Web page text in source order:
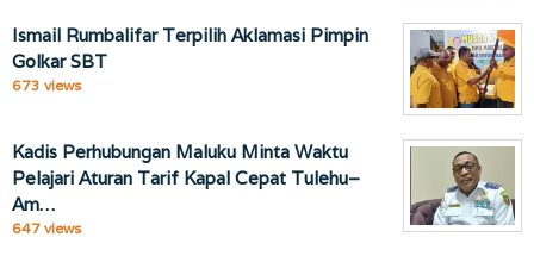
Ismail Rumbalifar Terpilih Aklamasi Pimpin
Golkar SBT
673 views
Kadis Perhubungan Maluku Minta Waktu
Pelajari Aturan Tarif Kapal Cepat Tulehu–
Am…
647 views